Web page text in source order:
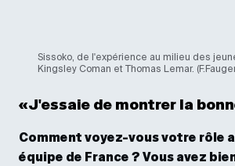
Sissoko, de l'expérience au milieu des
Kingsley Coman et Thomas Lemar.
«J'essaie de montrer la
Comment voyez-vous votre rôle
équipe de France ? Vous avez